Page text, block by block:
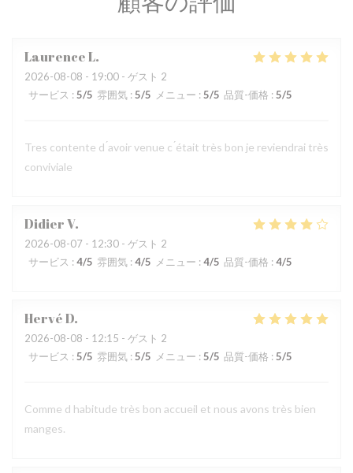
LaurenceL
2026-08-08 - 19:00 - ゲスト 2
サービス : 5/5 雰囲気 : 5/5 メニュー : 5/5 品質-価格 : 5/5
Tres contente d ́avoir venue c ́était très bon je reviendrai très
conviviale
DidierV
2026-08-07 - 12:30 - ゲスト 2
サービス : 4/5 雰囲気 : 4/5 メニュー : 4/5 品質-価格 : 4/5
HervéD
2026-08-08 - 12:15 - ゲスト 2
サービス : 5/5 雰囲気 : 5/5 メニュー : 5/5 品質-価格 : 5/5
Comme d habitude très bon accueil et nous avons très bien
manges.